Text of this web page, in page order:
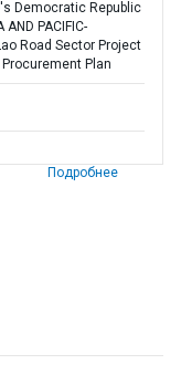
Democratic Republic
AND PACIFIC-
Road Sector Project
Procurement Plan
Подробнее